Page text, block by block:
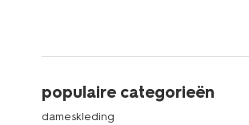
populaire categorieën
dameskleding